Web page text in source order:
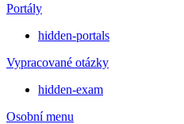
Portály
hidden-portals
Vypracované otázky
hidden-exam
Osobní menu